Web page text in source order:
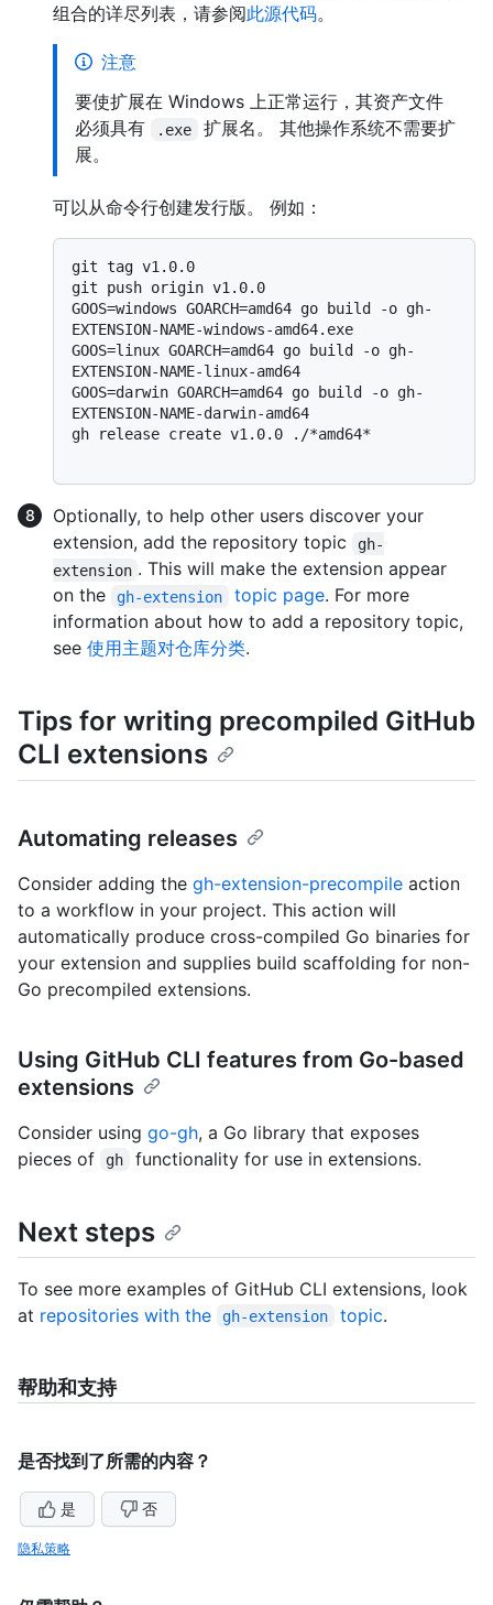
组合的详尽列表，请参阅此源代码。
注意
要使扩展在 Windows 上正常运行，其资产文件
必须具有
.exe
扩展名。 其他操作系统不需要扩
展。
可以从命令行创建发行版。 例如：
git tag v1.0.0
git push origin v1.0.0
GOOS=windows GOARCH=amd64 go build -o gh-
EXTENSION-NAME-windows-amd64.exe
GOOS=linux GOARCH=amd64 go build -o gh-
EXTENSION-NAME-linux-amd64
GOOS=darwin GOARCH=amd64 go build -o gh-
EXTENSION-NAME-darwin-amd64
gh release create v1.0.0 ./*amd64*
Optionally, to help other users discover your
extension, add the repository topic
gh-
extension . This will make the extension appear
on the
gh-extension topic page. For more
information about how to add a repository topic,
see 使用主题对仓库分类.
Tips for writing precompiled GitHub
CLI extensions
Automating releases
Consider adding the gh-extension-precompile action
to a workflow in your project. This action will
automatically produce cross-compiled Go binaries for
your extension and supplies build scaffolding for non-
Go precompiled extensions.
Using GitHub CLI features from Go-based
extensions
Consider using go-gh, a Go library that exposes
pieces of
gh functionality for use in extensions.
Next steps
To see more examples of GitHub CLI extensions, look
at repositories with the gh-extension topic.
帮助和支持
是否找到了所需的内容？
是 否
隐私策略